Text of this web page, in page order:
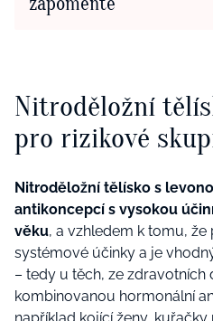
Nitroděložní
pro rizikové
Nitroděložní tělísko s
antikoncepcí s vysokou
věku, a vzhledem k tomu,
systémové účinky a je
– tedy u těch, ze
kombinovanou hormonální